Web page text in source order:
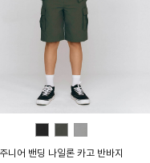
주니어 밴딩 나일론 카고 반바지